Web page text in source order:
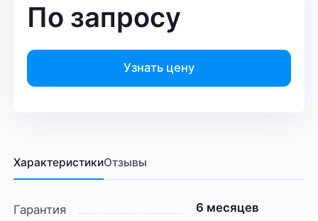
По запросу
Узнать цену
ХарактеристикиОтзывы
Гарантия
6 месяцев